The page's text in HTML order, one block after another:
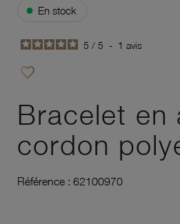
● En stock
5 / 5 - 1 avis
favorite_border
Bracelet en
cordon
Référence : 62100970